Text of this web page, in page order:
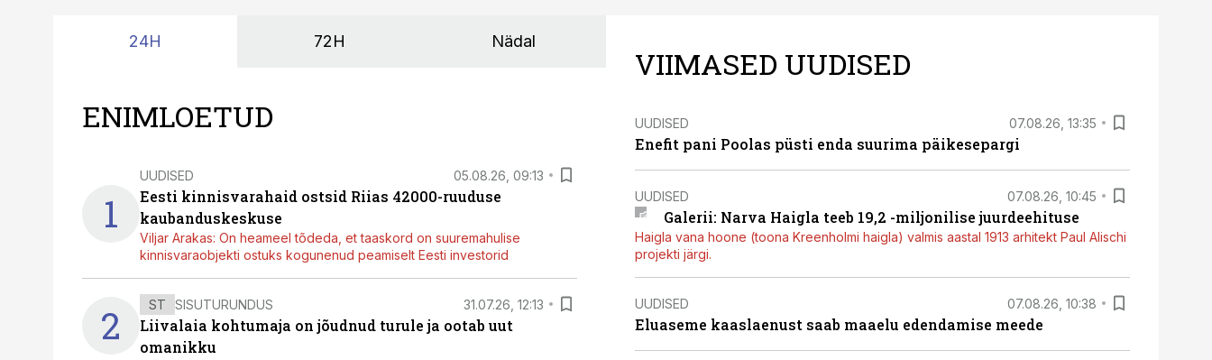
24H 72H Nädal
ENIMLOETUD
1
UUDISED 05.08.26, 09:13
Eesti kinnisvarahaid ostsid Riias 42000-ruuduse
kaubanduskeskuse
Viljar Arakas: On heameel tõdeda, et taaskord on suuremahulise
kinnisvaraobjekti ostuks kogunenud peamiselt Eesti investorid
2 ST SISUTURUNDUS 31.07.26, 12:13
Liivalaia kohtumaja on jõudnud turule ja ootab uut
omanikku
VIIMASED UUDISED
UUDISED 07.08.26, 13:35
Enefit pani Poolas püsti enda suurima päikesepargi
UUDISED 07.08.26, 10:45
Galerii: Narva Haigla teeb 19,2 -miljonilise juurdeehituse
Haigla vana hoone (toona Kreenholmi haigla) valmis aastal 1913 arhitekt Paul Alischi
projekti järgi.
UUDISED 07.08.26, 10:38
Eluaseme kaaslaenust saab maaelu edendamise meede